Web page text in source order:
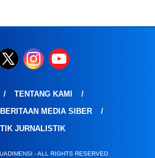
TENTANG KAMI
MEDIA SIBER
JURNALISTIK
- ALL RIGHTS RESERVED